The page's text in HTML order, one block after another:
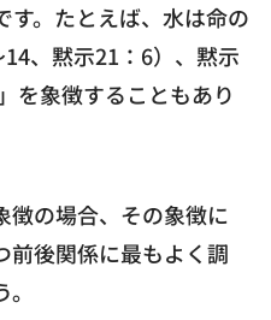
す。たとえば、水は命の
、黙示21：6）、黙示
を象徴することもあり
徴の場合、その象徴に
前後関係に最もよく調